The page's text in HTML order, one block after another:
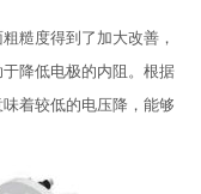
糙度得到了加大改善，
降低电极的内阻。根据
着较低的电压降，能够